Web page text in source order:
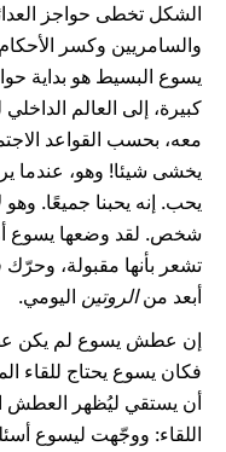
الشكل تخطى حواجز
والسامريين وكسر
يسوع البسيط هو بداية
كبيرة، إلى العالم
معه، بحسب القواعد
يخشى شيئا! وهو، عندما
يحب. إنه يحبنا جميعًا.
شخص. لقد وضعها يسوع
تشعر بأنها مقبولة، وحرّك
أبعد منالروتين اليومي.
إن عطش يسوع لم يكن
فكان يسوع يحتاج للقاء
أن يستقي ليُظهر العطش
اللقاء: ووجّهت ليسوع